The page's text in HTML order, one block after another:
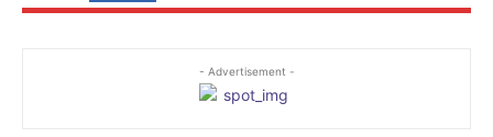
- Advertisement -